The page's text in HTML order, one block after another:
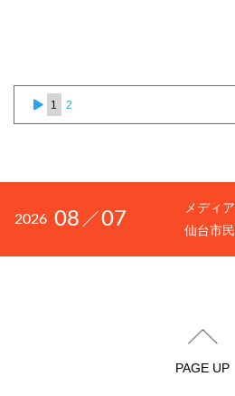
1 2
2026 08 07
メディ
仙台市
PAGE UP